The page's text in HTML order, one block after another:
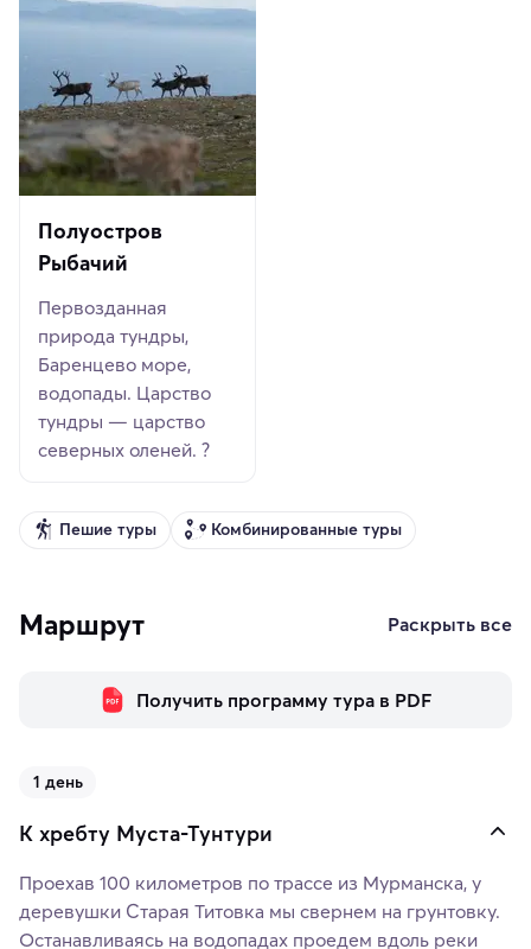
Полуостров
Рыбачий
Первозданная
природа тундры,
Баренцево море,
водопады. Царство
тундры — царство
северных оленей. ?
Пешие туры Комбинированные туры
Маршрут Раскрыть все
Получить программу тура в PDF
1 день
К хребту Муста-Тунтури
Проехав 100 километров по трассе из Мурманска, у
деревушки Старая Титовка мы свернем на грунтовку.
Останавливаясь на водопадах проедем вдоль реки